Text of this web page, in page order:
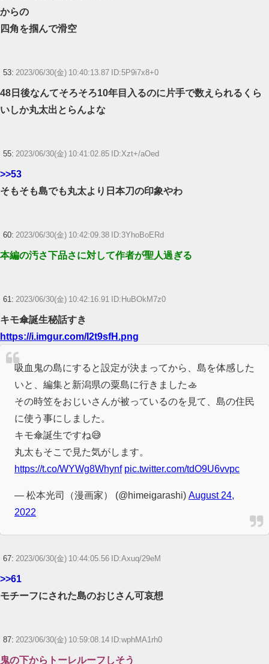
からの
四角を掴んで滑空
53: 2023/06/30(金) 10:40:13.87 ID:5P9i7x8+0
48日後なんてそろそろ10年目入るのに片手で数えられるくら
いしか丸太出とらんよな
55: 2023/06/30(金) 10:41:02.85 ID:Xzt+/aOed
>>53
そもそも島でも丸太より日本刀の印象やわ
60: 2023/06/30(金) 10:42:09.38 ID:3YhoBoERd
本編の汚さ下品さに対して作者が聖人過ぎる
61: 2023/06/30(金) 10:42:16.91 ID:HuBOkM7z0
キモ傘誕生秘話すき
https://i.imgur.com/I2t9sfH.png
吸血鬼の島にすると設定が決まってから、島を体感した
いと、編集と新潟県の粟島に行きました🚣
その時笠をおじいさんが被っているのを見て、島の住民
に使う事にしました。
キモ傘誕生ですね😅
丸太もそこで見た気がします。
https://t.co/WYWg8Whynf pic.twitter.com/tdO9U6vvpc
— 松本光司（漫画家） (@himeigarashi) August 24,
2022
67: 2023/06/30(金) 10:44:05.56 ID:Axuq/29eM
>>61
モチーフにされた島のおじさん可哀想
87: 2023/06/30(金) 10:59:08.14 ID:wphMA1rh0
鬼の下からトーレルーフしそう